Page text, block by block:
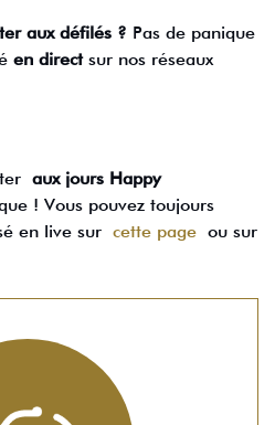
aux défilés ? Pas de panique
en directsur nos réseaux
aux jours Happy
! Vous pouvez toujours
en live sur cette page ou sur